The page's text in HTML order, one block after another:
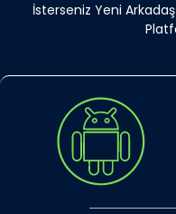
İsterseniz Yeni